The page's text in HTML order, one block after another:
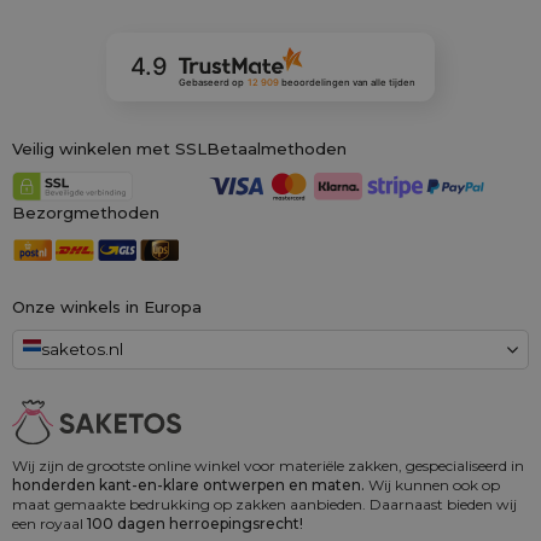
Wij zijn de grootste online winkel voor materiële zakken, gespecialiseerd in
honderden kant-en-klare ontwerpen en maten. Wij kunnen ook op
maat gemaakte bedrukking op zakken aanbieden. Daarnaast bieden wij
een royaal 100 dagen herroepingsrecht!
Onze winkels in Europa
saketos.nl
4.9
Gebaseerd op 12 909 beoordelingenvan alle tijden
Veilig winkelen met SSL Betaalmethoden
Bezorgmethoden